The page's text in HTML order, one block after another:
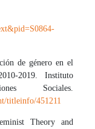
de género en el
2019. Instituto
Sociales.
titleinfo/451211
Theory and